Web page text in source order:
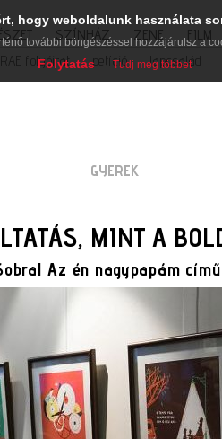
SZÍNHÁZ ZENE FILM
folyóirat petíció lapcsalád
GYEREK
MINT A
Az én nagypapám
hogy weboldalunk használata
további böngészéssel hozzájárulsz a
Folytatás Tudj meg többet